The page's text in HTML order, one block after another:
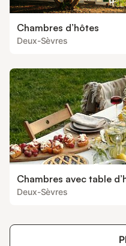
Chambres d’hôtes
Deux-Sèvres
Chambres avec table
Deux-Sèvres